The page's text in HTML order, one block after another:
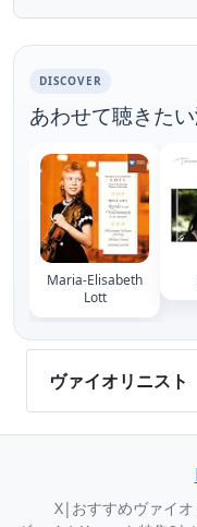
DISCOVER
あわせて聴きた
Maria-Elisabeth
Lott
ヴァイオリニスト
X| おすすめヴァイ